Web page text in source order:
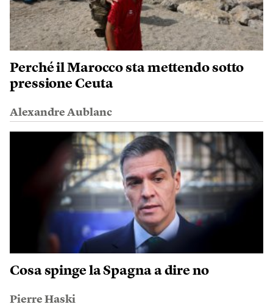
Perché il Marocco sta mettendo sotto
pressione Ceuta
Alexandre Aublanc
Cosa spinge la Spagna a dire no
Pierre Haski